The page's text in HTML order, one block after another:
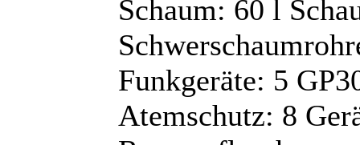
Schaum: 60 l
Funkgeräte: 5
Atemschutz: 8